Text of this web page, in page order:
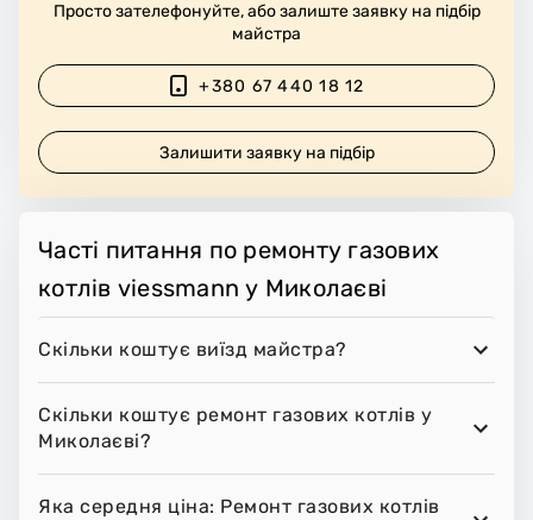
Просто зателефонуйте, або залиште заявку на підбір
майстра
+380 67 440 18 12
Залишити заявку на підбір
Часті питання по ремонту газових
котлів viessmann у Миколаєві
Скільки коштує виїзд майстра?
Скільки коштує ремонт газових котлів у
Миколаєві?
Яка середня ціна: Ремонт газових котлів